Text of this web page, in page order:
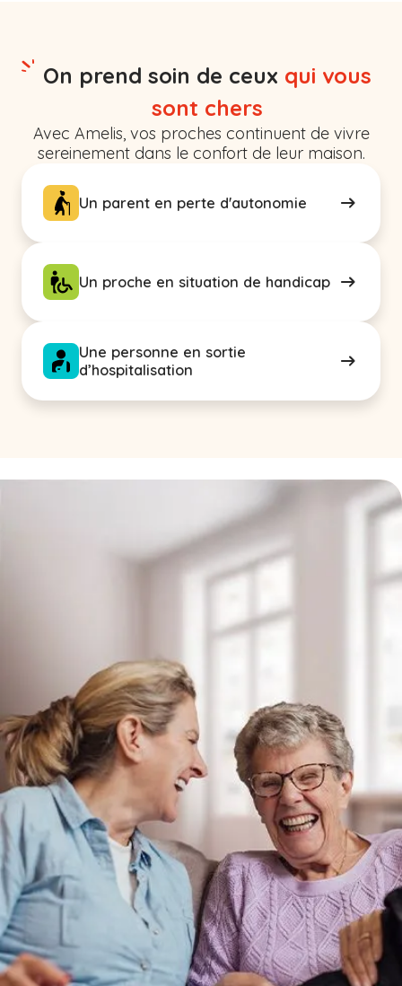
On prend soin de ceux qui vous
sont chers
Avec Amelis, vos proches continuent de vivre
sereinement dans le confort de leur maison.
Un parent en perte d'autonomie
Un proche en situation de handicap
Une personne en sortie
d’hospitalisation